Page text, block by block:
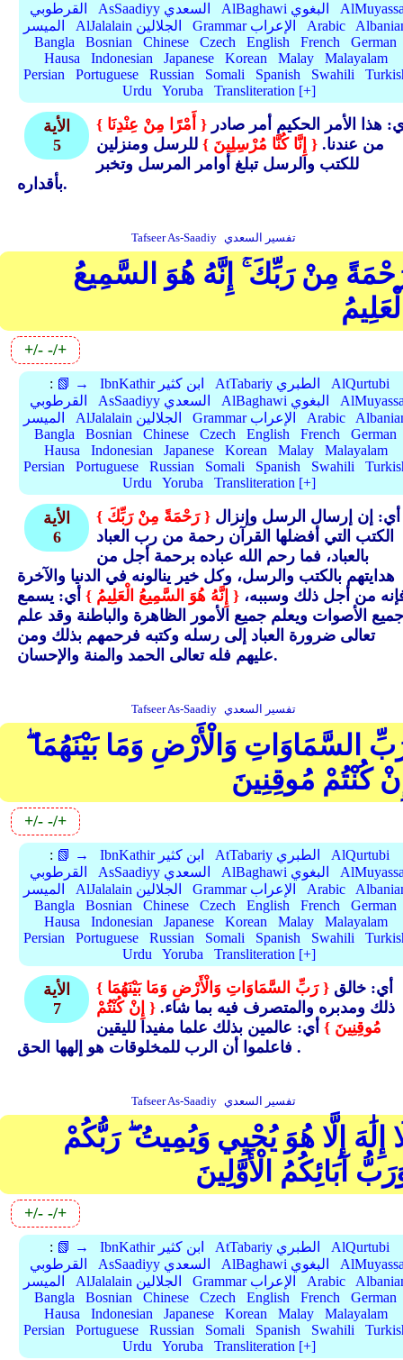
القرطوبي
AsSaadiyy السعدي AlBaghawi البغوي
الميسر
AlJalalain الجلالين Grammar الإعراب Arabic
Bangla
Bosnian Chinese Czech English French
German
Hausa
Indonesian Japanese Korean Malay
Malayalam
Persian
Portuguese Russian Somali Spanish Swahili
Urdu
Yoruba Transliteration [+]
الأية
5
{ أَمْرًا مِنْ عِنْدِنَا }
من عندنا. { إِنَّا كُنَّا مُرْسِلِينَ }للرسل ومنزلين
للكتب والرسل تبلغ أوامر المرسل وتخبر
بأقداره.
Tafseer As-Saadiy تفسير السعدي
مِنْ رَبِّكَ ۚ إِنَّهُ هُوَ السَّمِيعُ
+/--/+
: 📗 → IbnKathir ابن كثير AtTabariy الطبري
AlQurtubi
القرطوبي
AsSaadiyy السعدي AlBaghawi البغوي
الميسر
AlJalalain الجلالين Grammar الإعراب Arabic
Bangla
Bosnian Chinese Czech English French
German
Hausa
Indonesian Japanese Korean Malay
Malayalam
Persian
Portuguese Russian Somali Spanish Swahili
Urdu
Yoruba Transliteration [+]
الأية
6
{ رَحْمَةً مِنْ رَبِّكَ }
الكتب التي أفضلها القرآن رحمة من رب العباد
بالعباد، فما رحم الله عباده برحمة أجل من
هدايتهم بالكتب والرسل، وكل خير ينالونه في الدنيا والآخرة
من أجل ذلك وسببه، { إِنَّهُ هُوَ السَّمِيعُ الْعَلِيمُ }أي: يسمع
الأصوات ويعلم جميع الأمور الظاهرة والباطنة وقد علم
تعالى ضرورة العباد إلى رسله وكتبه فرحمهم بذلك ومن
عليهم فله تعالى الحمد والمنة والإحسان.
Tafseer As-Saadiy تفسير السعدي
السَّمَاوَاتِ وَالْأَرْضِ وَمَا بَيْنَهُمَا
كُنْتُمْ مُوقِنِينَ
+/--/+
: 📗 → IbnKathir ابن كثير AtTabariy الطبري
AlQurtubi
القرطوبي
AsSaadiyy السعدي AlBaghawi البغوي
الميسر
AlJalalain الجلالين Grammar الإعراب Arabic
Bangla
Bosnian Chinese Czech English French
German
Hausa
Indonesian Japanese Korean Malay
Malayalam
Persian
Portuguese Russian Somali Spanish Swahili
Urdu
Yoruba Transliteration [+]
الأية
7
{ رَبِّ السَّمَاوَاتِ وَالْأَرْضِ وَمَا بَيْنَهُمَا }
ذلك ومدبره والمتصرف فيه بما شاء. { إِنْ كُنْتُمْ
مُوقِنِينَ }أي: عالمين بذلك علما مفيدا لليقين
فاعلموا أن الرب للمخلوقات هو إلهها الحق .
Tafseer As-Saadiy تفسير السعدي
إِلَٰهَ إِلَّا هُوَ يُحْيِي وَيُمِيتُ ۖ رَبُّكُمْ
آبَائِكُمُ الْأَوَّلِينَ
+/--/+
: 📗 → IbnKathir ابن كثير AtTabariy الطبري
AlQurtubi
القرطوبي
AsSaadiyy السعدي AlBaghawi البغوي
الميسر
AlJalalain الجلالين Grammar الإعراب Arabic
Bangla
Bosnian Chinese Czech English French
German
Hausa
Indonesian Japanese Korean Malay
Malayalam
Persian
Portuguese Russian Somali Spanish Swahili
Urdu
Yoruba Transliteration [+]